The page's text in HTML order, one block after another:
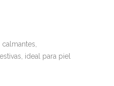
ideal para piel